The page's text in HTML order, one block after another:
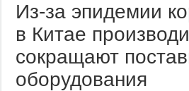
Из-за эпидемии
в Китае
сокращают
оборудования